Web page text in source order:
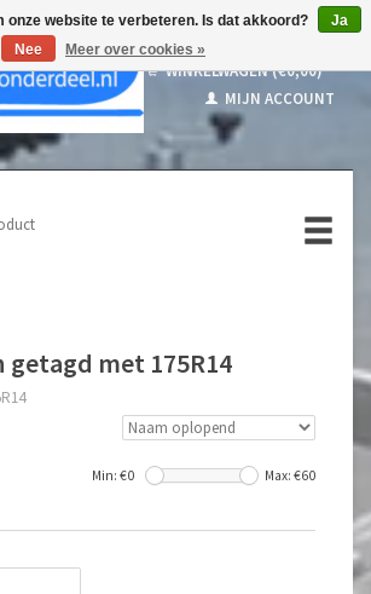
WINKELWAGEN (€0,00)
MIJN ACCOUNT
met 175R14
Min: €0 Max: €60
onze website te verbeteren. Is dat akkoord?
Ja
Nee
Meer over cookies »